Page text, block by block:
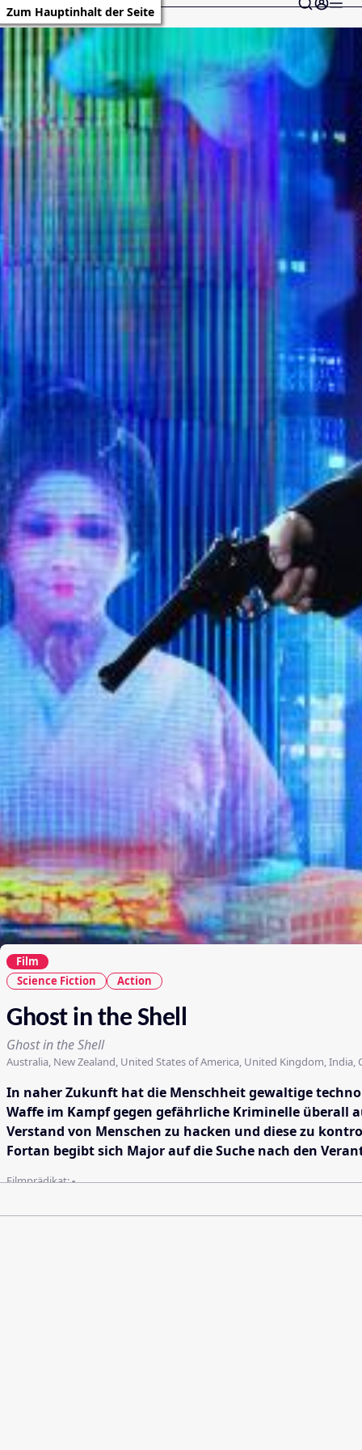
Zum Hauptinhalt der Seite
Film
Science Fiction
Action
Ghost in the Shell
Ghost in the Shell
Australia, New Zealand, United States of America, United Kingdom, India,
In naher Zukunft hat die Menschheit gewaltige
Waffe im Kampf gegen gefährliche Kriminelle überall
Verstand von Menschen zu hacken und diese zu
Fortan begibt sich Major auf die Suche nach den
Filmprädikat:-